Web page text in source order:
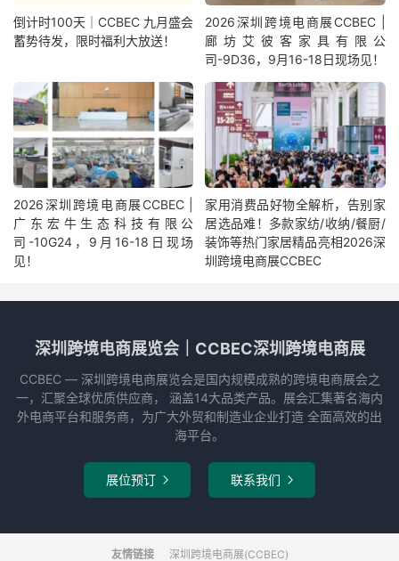
倒计时100天｜CCBEC 九月盛会
蓄势待发，限时福利大放送！
2026深圳跨境电商展CCBEC |
廊坊艾彼客家具有限公
司-9D36，9月16-18日现场见！
2026深圳跨境电商展CCBEC |
广东宏牛生态科技有限公
司-10G24，9月16-18日现场
见！
家用消费品好物全解析，告别家
居选品难！多款家纺/收纳/餐厨/
装饰等热门家居精品亮相2026深
圳跨境电商展CCBEC
深圳跨境电商展览会｜CCBEC深圳跨境电商展
CCBEC ― 深圳跨境电商展览会是国内规模成熟的跨境电商展会之
一，汇聚全球优质供应商， 涵盖14大品类产品。展会汇集著名海内
外电商平台和服务商，为广大外贸和制造业企业打造 全面高效的出
海平台。
展位预订  联系我们 
友情链接 深圳跨境电商展(CCBEC)